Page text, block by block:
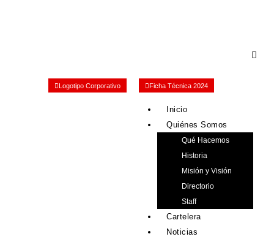
Logotipo Corporativo Ficha Técnica 2024
Inicio
Quiénes Somos
Qué Hacemos
Historia
Misión y Visión
Directorio
Staff
Cartelera
Noticias